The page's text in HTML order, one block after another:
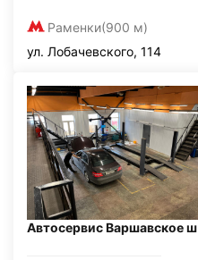
Раменки(900 м)
ул. Лобачевского, 114
Автосервис Варшавское ш